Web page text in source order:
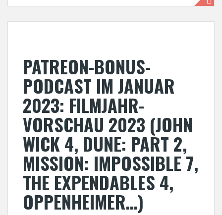
PATREON-BONUS-
PODCAST IM JANUAR
2023: FILMJAHR-
VORSCHAU 2023 (JOHN
WICK 4, DUNE: PART 2,
MISSION: IMPOSSIBLE 7,
THE EXPENDABLES 4,
OPPENHEIMER…)